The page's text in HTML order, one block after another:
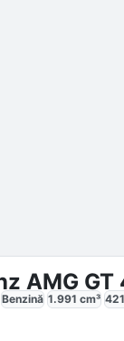
Benzină 1.991 cm³ 421